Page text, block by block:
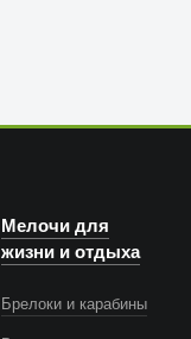
Мелочи для
жизни и отдыха
Брелоки и карабины